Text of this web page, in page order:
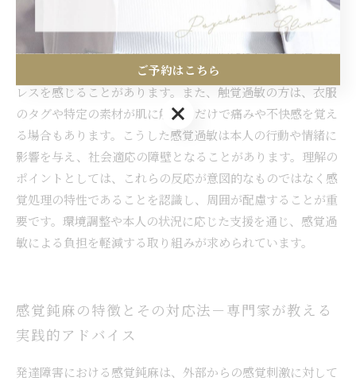
発達障害における感覚過敏は、特定の感覚刺激に対して通常
よりも強く反応する状態を指します。例えば、日常生活の中
で音に敏感な人は、大きな音や突然の音で強い不快感やスト
レスを感じることがあります。また、触覚過敏の方は、衣服
のタグや特定の素材が肌に触れるだけで痛みや不快感を覚え
る場合もあります。こうした感覚過敏は本人の行動や情緒に
影響を与え、社会適応の障壁となることがあります。理解の
ポイントとしては、これらの反応が意図的なものではなく感
覚処理の特性であることを認識し、周囲が配慮することが重
要です。環境調整や本人の状況に応じた支援を通じ、感覚過
敏による負担を軽減する取り組みが求められています。
感覚鈍麻の特徴とその対応法－専門家が教える
実践的アドバイス
発達障害における感覚鈍麻は、外部からの感覚刺激に対して
ご予約はこちら
ご予約はこちら